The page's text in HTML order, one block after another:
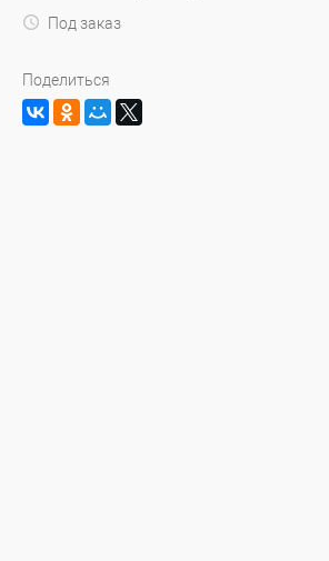
Под заказ
Поделиться